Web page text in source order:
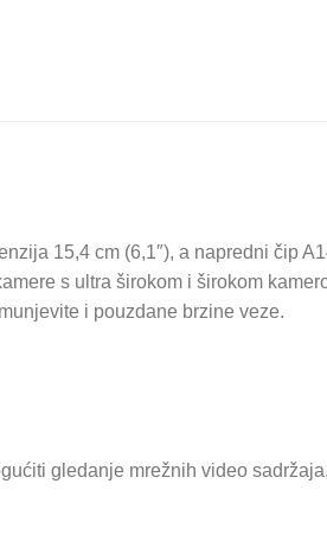
15,4 cm (6,1″), a napredni čip
s ultra širokom i širokom
i pouzdane brzine veze.
gledanje mrežnih video